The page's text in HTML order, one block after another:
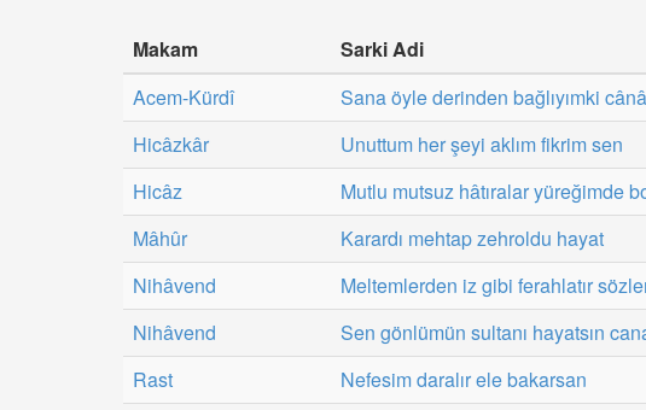
Makam Sarki Adi
Acem-Kürdî
Sana öyle derinden bağlıyımki
Hicâzkâr
Unuttum her şeyi aklım fikrim sen
Hicâz
Mutlu mutsuz hâtıralar yüreğimde
Mâhûr
Karardı mehtap zehroldu hayat
Nihâvend
Meltemlerden iz gibi ferahlatır
Nihâvend
Sen gönlümün sultanı hayatsın
Rast
Nefesim daralır ele bakarsan